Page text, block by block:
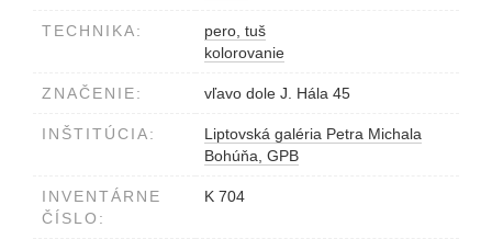
TECHNIKA:
pero, tuš
kolorovanie
ZNAČENIE: vľavo dole J. Hála 45
INŠTITÚCIA:
Liptovská galéria Petra Michala
Bohúňa, GPB
INVENTÁRNE
ČÍSLO:
K 704